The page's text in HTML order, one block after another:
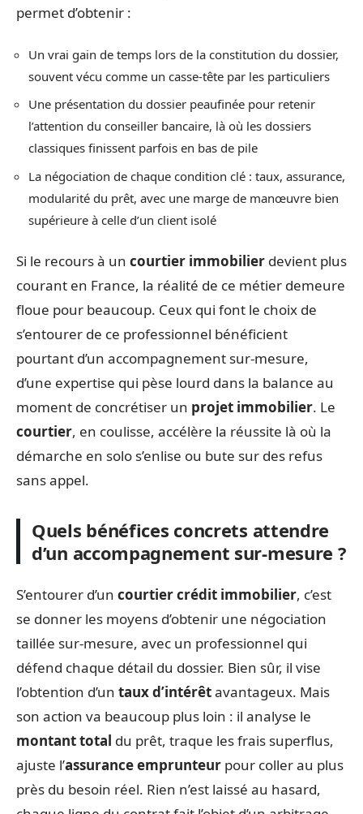
permet d’obtenir :
Un vrai gain de temps lors de la constitution du dossier,
souvent vécu comme un casse-tête par les particuliers
Une présentation du dossier peaufinée pour retenir
l’attention du conseiller bancaire, là où les dossiers
classiques finissent parfois en bas de pile
La négociation de chaque condition clé : taux, assurance,
modularité du prêt, avec une marge de manœuvre bien
supérieure à celle d’un client isolé
Si le recours à un courtier immobilier devient plus
courant en France, la réalité de ce métier demeure
floue pour beaucoup. Ceux qui font le choix de
s’entourer de ce professionnel bénéficient
pourtant d’un accompagnement sur-mesure,
d’une expertise qui pèse lourd dans la balance au
moment de concrétiser un projet immobilier. Le
courtier, en coulisse, accélère la réussite là où la
démarche en solo s’enlise ou bute sur des refus
sans appel.
Quels bénéfices concrets attendre
d’un accompagnement sur-mesure ?
S’entourer d’un courtier crédit immobilier, c’est
se donner les moyens d’obtenir une négociation
taillée sur-mesure, avec un professionnel qui
défend chaque détail du dossier. Bien sûr, il vise
l’obtention d’un taux d’intérêtavantageux. Mais
son action va beaucoup plus loin : il analyse le
montant total du prêt, traque les frais superflus,
ajuste l’assurance emprunteur pour coller au plus
près du besoin réel. Rien n’est laissé au hasard,